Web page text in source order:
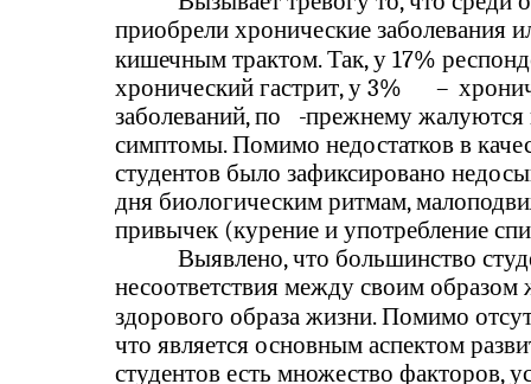
приобрели хронические заболевания
кишечным трактом. Так, у 17%
хронический гастрит, у 3%
–
заболеваний, по
-прежнему жалуются
симптомы. Помимо недостатков в
студентов было зафиксировано
дня биологическим ритмам,
привычек (курение и употребление
Выявлено, что большинство
несоответствия между своим
здорового образа жизни. Помимо
что является основным аспектом
студентов есть множество факторов,